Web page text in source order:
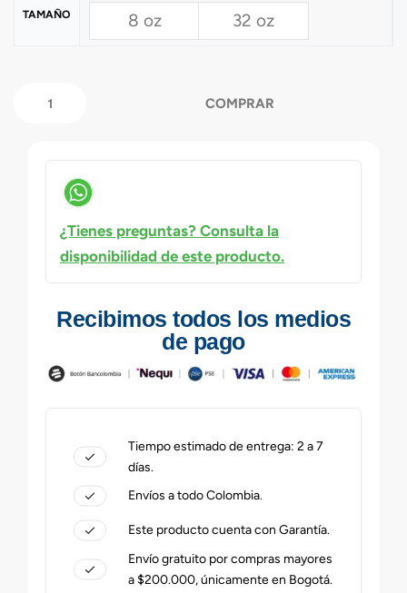
TAMAÑO 8 oz 32 oz
COMPRAR
¿Tienes preguntas? Consulta la
disponibilidad de este producto.
Recibimos todos los medios
de pago
Tiempo estimado de entrega: 2 a 7
días.
Envíos a todo Colombia.
Este producto cuenta con Garantía.
Envío gratuito por compras mayores
a $200.000, únicamente en Bogotá.